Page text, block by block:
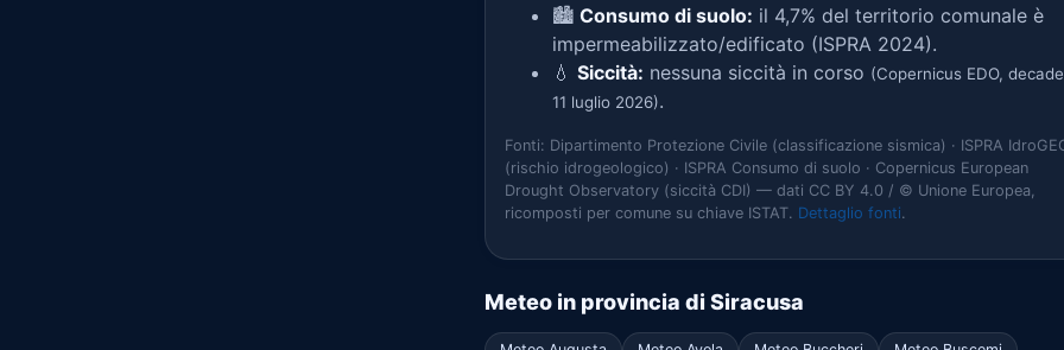
🏙️ Consumo di suolo: il 4,7% del territorio comunale è
impermeabilizzato/edificato (ISPRA 2024).
💧 Siccità: nessuna siccità in corso (Copernicus EDO,
11 luglio 2026).
Fonti: Dipartimento Protezione Civile (classificazione sismica) · ISPRA
(rischio idrogeologico) · ISPRA Consumo di suolo · Copernicus European
Drought Observatory (siccità CDI) — dati CC BY 4.0 / © Unione Europea,
ricomposti per comune su chiave ISTAT. Dettaglio fonti.
Meteo in provincia di Siracusa